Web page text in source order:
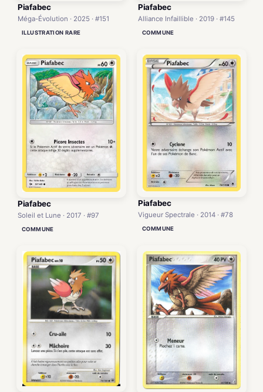
Piafabec
Méga-Évolution · 2025 · #151
ILLUSTRATION RARE
Piafabec
Alliance Infaillible · 2019 · #145
COMMUNE
Piafabec
Soleil et Lune · 2017 · #97
COMMUNE
Piafabec
Vigueur Spectrale · 2014 · #78
COMMUNE